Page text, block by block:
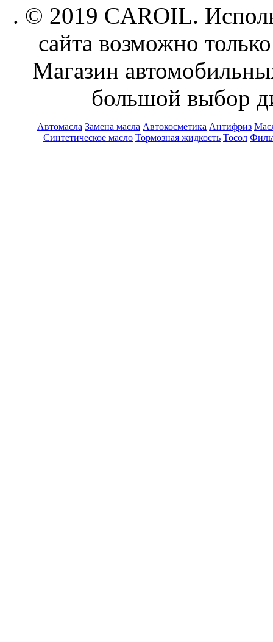
. © 2019 CAROIL.
сайта возможно
Магазин
большой выбор
Автомасла Замена масла Автокосметика Антифриз
Синтетическое масло Тормозная жидкость Тосол